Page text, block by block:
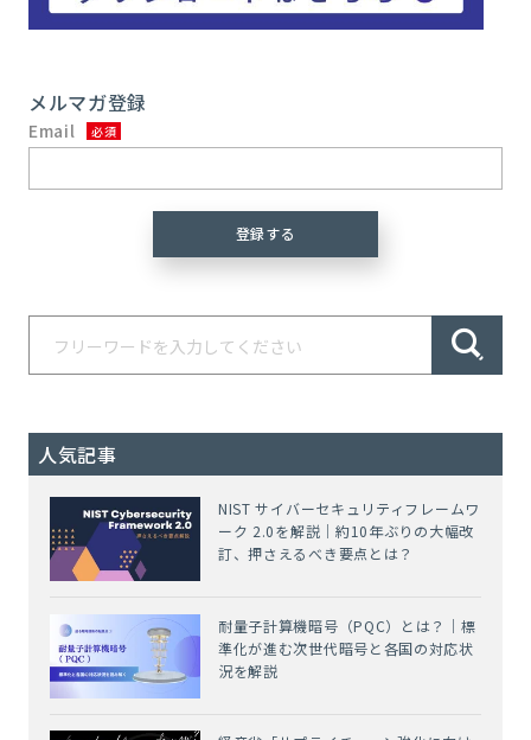
メルマガ登録
Email
人気記事
NIST サイバーセキュリティフレームワ
ーク 2.0を解説｜約10年ぶりの大幅改
訂、押さえるべき要点とは？
耐量子計算機暗号（PQC）とは？｜標
準化が進む次世代暗号と各国の対応状
況を解説